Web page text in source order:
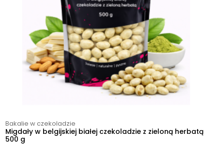
Bakalie w czekoladzie
Migdały w belgijskiej białej czekoladzie z zieloną herbatą
500 g